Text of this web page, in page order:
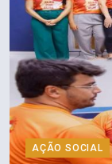
AÇÃO SOCIAL